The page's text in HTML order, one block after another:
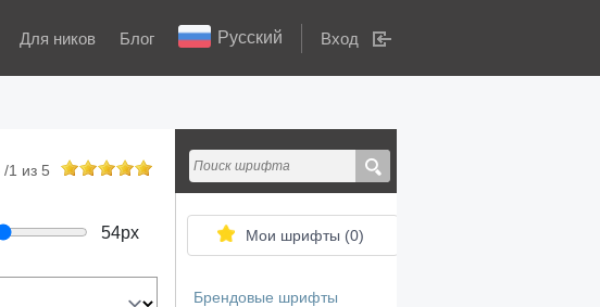
Для ников Блог Русский Вход
/1 из 5
54px Мои шрифты (0)
Брендовые шрифты